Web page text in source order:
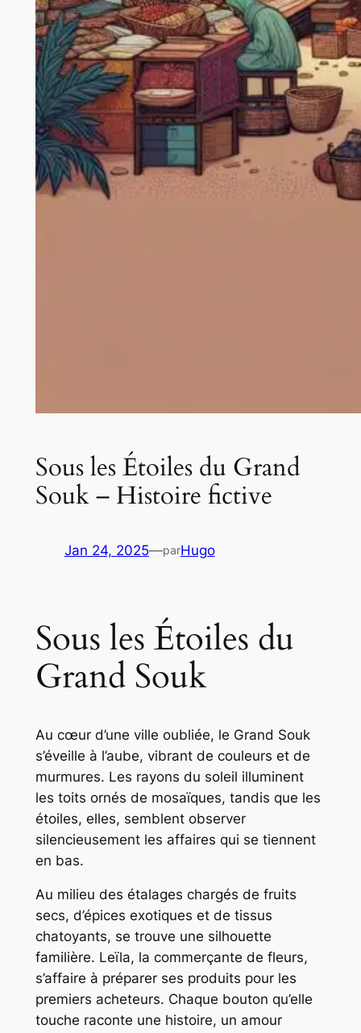
Sous les Étoiles du Grand
Souk – Histoire fictive
Jan 24, 2025—parHugo
Sous les Étoiles du
Grand Souk
Au cœur d’une ville oubliée, le Grand Souk
s’éveille à l’aube, vibrant de couleurs et de
murmures. Les rayons du soleil illuminent
les toits ornés de mosaïques, tandis que les
étoiles, elles, semblent observer
silencieusement les affaires qui se tiennent
en bas.
Au milieu des étalages chargés de fruits
secs, d’épices exotiques et de tissus
chatoyants, se trouve une silhouette
familière. Leïla, la commerçante de fleurs,
s’affaire à préparer ses produits pour les
premiers acheteurs. Chaque bouton qu’elle
touche raconte une histoire, un amour